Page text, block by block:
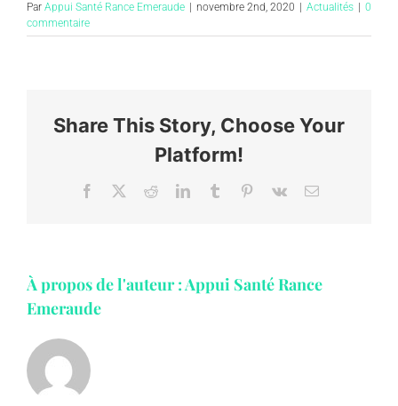
Par Appui Santé Rance Emeraude novembre 2nd, 2020 Actualités
0
commentaire
Share This Story, Choose Your
Platform!
Facebook RedditLinkedInTumblr Pinterest
Vk Email
À propos de l'auteur :Appui Santé Rance
Emeraude